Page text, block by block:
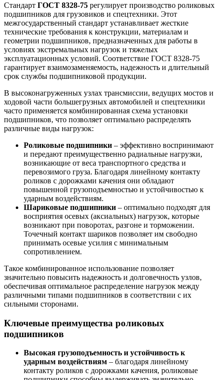
Стандарт ГОСТ 8328-75 регулирует производство роликовых
подшипников для грузовиков и спецтехники. Этот
межгосударственный стандарт устанавливает жесткие
технические требования к конструкции, материалам и
геометрии подшипников, предназначенных для работы в
условиях экстремальных нагрузок и тяжелых
эксплуатационных условий. Соответствие ГОСТ 8328-75
гарантирует взаимозаменяемость, надежность и длительный
срок службы подшипниковой продукции.
В высоконагруженных узлах трансмиссии, ведущих мостов и
ходовой части большегрузных автомобилей и спецтехники
часто применяется комбинированная схема установки
подшипников, что позволяет оптимально распределять
различные виды нагрузок:
Роликовые подшипники – эффективно воспринимают
и передают преимущественно радиальные нагрузки,
возникающие от веса транспортного средства и
перевозимого груза. Благодаря линейному контакту
роликов с дорожками качения они обладают
повышенной грузоподъемностью и устойчивостью к
ударным воздействиям.
Шариковые подшипники – оптимально подходят для
восприятия осевых (аксиальных) нагрузок, которые
возникают при поворотах, разгоне и торможении.
Точечный контакт шариков позволяет им свободно
принимать осевые усилия с минимальным
сопротивлением.
Такое комбинированное использование позволяет
значительно повысить надежность и долговечность узлов,
обеспечивая оптимальное распределение нагрузок между
различными типами подшипников в соответствии с их
сильными сторонами.
Ключевые преимущества роликовых
подшипников
Высокая грузоподъемность и устойчивость к
ударным воздействиям – благодаря линейному
контакту роликов с дорожками качения, роликовые